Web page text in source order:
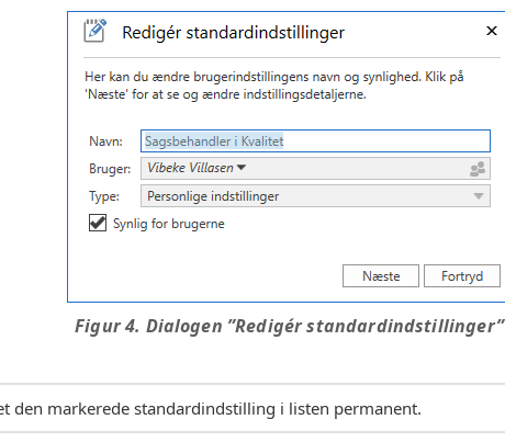
Figur 4. Dialogen ”Redigér standardindstillinger”
den markerede standardindstilling i listen permanent.